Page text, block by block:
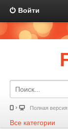
Войти
Полная
Все категории